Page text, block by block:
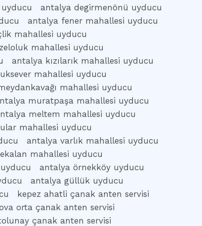
antalya degirmenönü uyducu
antalya fener mahallesi uyducu
mahallesi uyducu
mahallesi uyducu
antalya kızılarık mahallesi uyducu
mahallesi uyducu
mahallesi uyducu
muratpaşa mahallesi uyducu
meltem mahallesi uyducu
mahallesi uyducu
antalya varlık mahallesi uyducu
mahallesi uyducu
antalya örnekköy uyducu
antalya güllük uyducu
kepez ahatli çanak anten servisi
orta çanak anten servisi
çanak anten servisi